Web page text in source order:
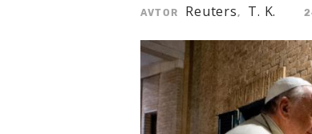
AVTOR Reuters, T. K.